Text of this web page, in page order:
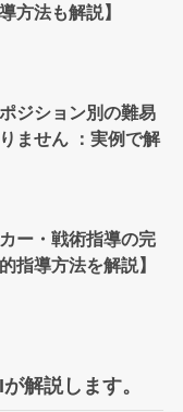
方法も解説】
ジション別の難易
ません ：実例で解
ー・戦術指導の完
指導方法を解説】
解説します。